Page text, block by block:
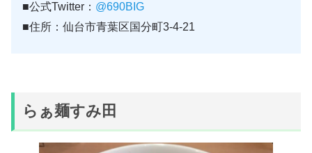
■公式Twitter： @690BIG
■住所：仙台市青葉区国分町3-4-21
らぁ麺すみ田